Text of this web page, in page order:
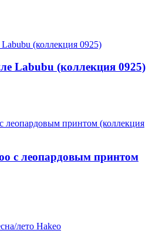
Labubu (коллекция 0925)
с леопардовым принтом